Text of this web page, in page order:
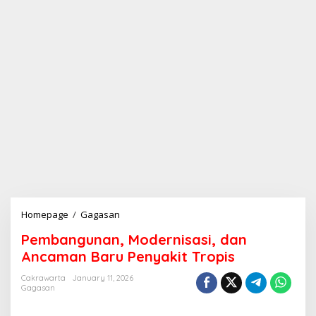
Homepage / Gagasan
m
b
a
n
Pembangunan, Modernisasi, dan
Ancaman Baru Penyakit Tropis
Cakrawarta
January 11, 2026
Gagasan